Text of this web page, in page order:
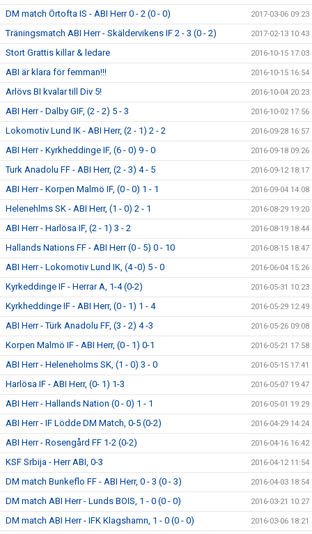
DM match Örtofta IS - ABI Herr 0 - 2 (0 - 0) 2017-03-06 09:23
Träningsmatch ABI Herr - Skäldervikens IF 2 - 3 (0 - 2) 2017-02-13 10:43
Stort Grattis killar & ledare 2016-10-15 17:03
ABI är klara för femman!!! 2016-10-15 16:54
Arlövs BI kvalar till Div 5! 2016-10-04 20:23
ABI Herr - Dalby GIF, (2 - 2) 5 - 3 2016-10-02 17:56
Lokomotiv Lund IK - ABI Herr, (2 - 1) 2 - 2 2016-09-28 16:57
ABI Herr - Kyrkheddinge IF, (6 - 0) 9 - 0 2016-09-18 09:26
Turk Anadolu FF - ABI Herr, (2 - 3) 4 - 5 2016-09-12 18:17
ABI Herr - Korpen Malmö IF, (0 - 0) 1 - 1 2016-09-04 14:08
Helenehlms SK - ABI Herr, (1 - 0) 2 - 1 2016-08-29 19:20
ABI Herr - Harlösa IF, (2 - 1) 3 - 2 2016-08-19 18:44
Hallands Nations FF - ABI Herr (0 - 5) 0 - 10 2016-08-15 18:47
ABI Herr - Lokomotiv Lund IK, (4 -0) 5 - 0 2016-06-04 15:26
Kyrkeddinge IF - Herrar A, 1-4 (0-2) 2016-05-31 10:23
Kyrkheddinge IF - ABI Herr, (0 - 1) 1 - 4 2016-05-29 12:49
ABI Herr - Türk Anadolu FF, (3 - 2) 4 -3 2016-05-26 09:08
Korpen Malmö IF - ABI Herr, (0 - 1) 0-1 2016-05-21 17:58
ABI Herr - Heleneholms SK, (1 - 0) 3 - 0 2016-05-15 17:41
Harlösa IF - ABI Herr, (0- 1) 1-3 2016-05-07 19:47
ABI Herr - Hallands Nation (0 - 0) 1 - 1 2016-05-01 19:29
ABI Herr - IF Lödde DM Match, 0-5 (0-2) 2016-04-29 14:24
ABI Herr - Rosengård FF 1-2 (0-2) 2016-04-16 16:42
KSF Srbija - Herr ABI, 0-3 2016-04-12 11:54
DM match Bunkeflo FF - ABI Herr, 0 - 3 (0 - 3) 2016-04-03 18:54
DM match ABI Herr - Lunds BOIS, 1 - 0 (0 - 0) 2016-03-21 10:27
DM match ABI Herr - IFK Klagshamn, 1 - 0 (0 - 0) 2016-03-06 18:21